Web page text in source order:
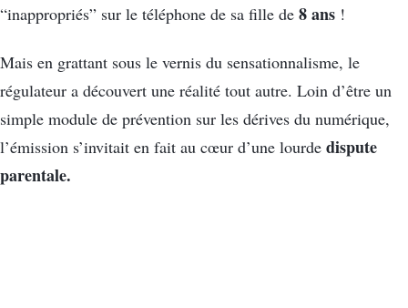
“inappropriés” sur le téléphone de sa fille de 8 ans !
Mais en grattant sous le vernis du sensationnalisme, le
régulateur a découvert une réalité tout autre. Loin d’être un
simple module de prévention sur les dérives du numérique,
l’émission s’invitait en fait au cœur d’une lourde dispute
parentale.